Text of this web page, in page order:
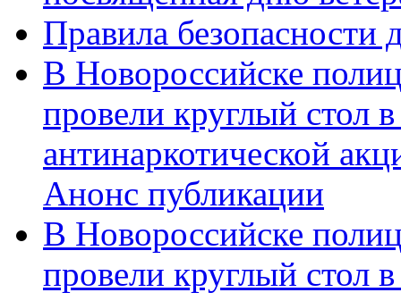
Правила безопасности
В Новороссийске
провели круглый стол
антинаркотической
Анонс публикации
В Новороссийске
провели круглый стол